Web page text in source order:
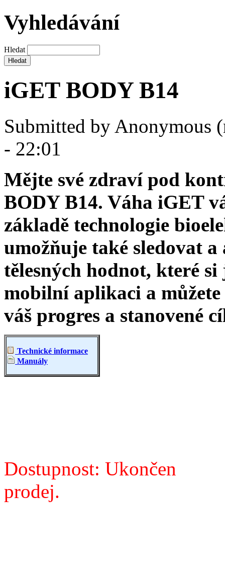
Vyhledávání
Hledat
iGET BODY B14
Submitted by Anonymous
- 22:01
Mějte své zdraví pod
BODY B14. Váha iGET
základě technologie
umožňuje také sledovat
tělesných hodnot, které
mobilní aplikaci a
váš progres a stanovené
Technické informace
Manuály
Dostupnost: Ukončen
prodej.